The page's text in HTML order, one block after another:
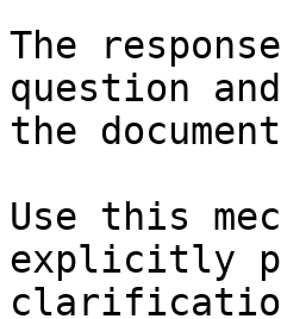
The
question
the
Use this
explicitly